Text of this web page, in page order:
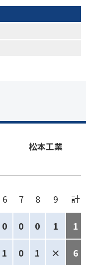
松本工業
6 7 8 9 計
0 0 0 1 1
1 0 1 × 6